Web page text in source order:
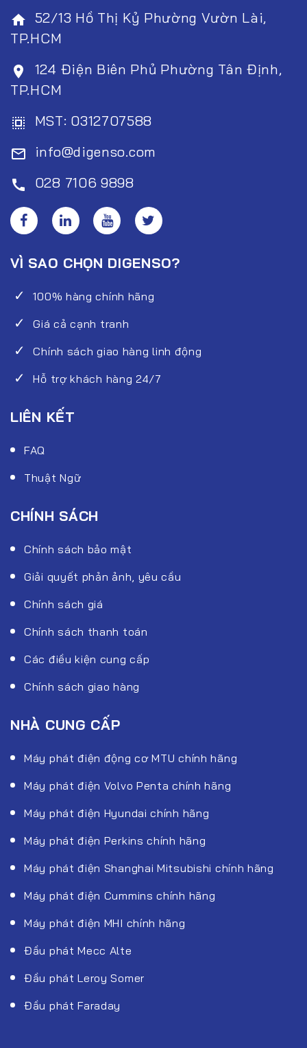
home 52/13 Hồ Thị Kỷ Phường Vườn Lài,
TP.HCM
room
124 Điện Biên Phủ Phường Tân Định,
TP.HCM
select_all MST: 0312707588
mail_outline info@digenso.com
call 028 7106 9898
VÌ SAO CHỌN DIGENSO?
100% hàng chính hãng
Giá cả cạnh tranh
Chính sách giao hàng linh động
Hỗ trợ khách hàng 24/7
LIÊN KẾT
FAQ
Thuật Ngữ
CHÍNH SÁCH
Chính sách bảo mật
Giải quyết phản ảnh, yêu cầu
Chính sách giá
Chính sách thanh toán
Các điều kiện cung cấp
Chính sách giao hàng
NHÀ CUNG CẤP
Máy phát điện động cơ MTU chính hãng
Máy phát điện Volvo Penta chính hãng
Máy phát điện Hyundai chính hãng
Máy phát điện Perkins chính hãng
Máy phát điện Shanghai Mitsubishi chính hãng
Máy phát điện Cummins chính hãng
Máy phát điện MHI chính hãng
Đầu phát Mecc Alte
Đầu phát Leroy Somer
Đầu phát Faraday